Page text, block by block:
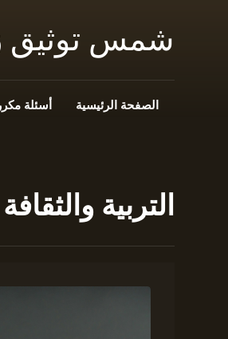
شمس توثيق
الصفحة الرئيسية أسئلة
التربية والثقافة